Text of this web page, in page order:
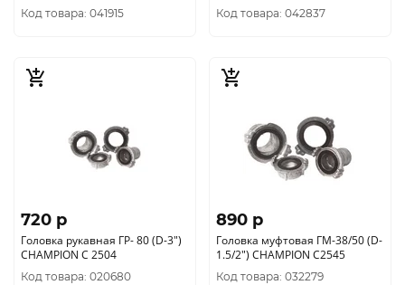
Код товара: 041915 Код товара: 042837
720 p
Головка рукавная ГР- 80 (D-3")
CHAMPION C 2504
Код товара: 020680
890 p
Головка муфтовая ГМ-38/50 (D-
1.5/2") CHAMPION C2545
Код товара: 032279